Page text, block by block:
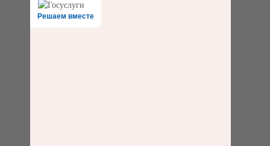
Решаем вместе